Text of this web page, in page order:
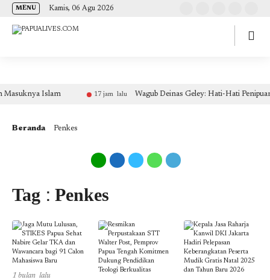
(self.SWG_BASIC = self.SWG_BASIC || []).push( basicSubscriptions => {
basicSubscriptions.init({ type: "NewsArticle", isPartOfType: ["Product"], isPartOfProductId:
MENU Kamis, 06 Agu 2026
Islam 17 jam lalu Wagub Deinas Geley: Hati-Hati Penipuan
Beranda Penkes
Tag : Penkes
1 bulan lalu